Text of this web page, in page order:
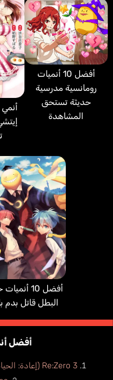
أفضل 10 أنميات
رومانسية مدرسية
حديثة تستحق
المشاهدة
أفضل 10
البطل قاتل بدم
أفضل
Re:Zero 3 (إعادة: الحياة من الصفر، في عالم أخر الموسم الثالث)